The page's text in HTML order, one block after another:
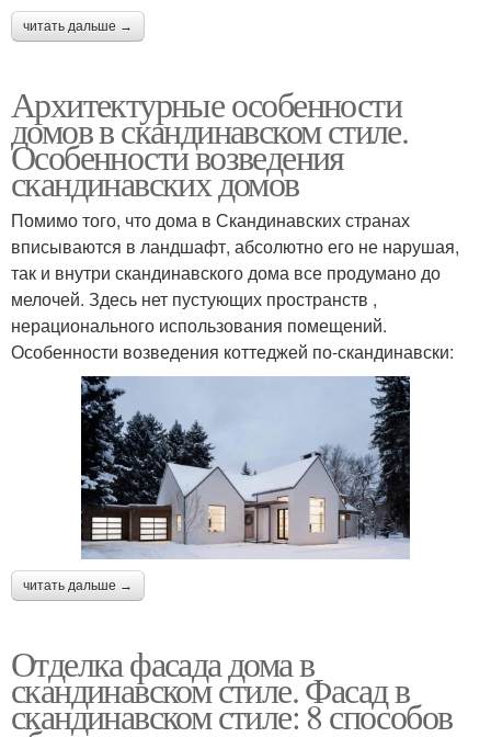
читать дальше →
Архитектурные особенности
домов в скандинавском стиле.
Особенности возведения
скандинавских домов
Помимо того, что дома в Скандинавских странах
вписываются в ландшафт, абсолютно его не нарушая,
так и внутри скандинавского дома все продумано до
мелочей. Здесь нет пустующих пространств ,
нерационального использования помещений.
Особенности возведения коттеджей по-скандинавски:
читать дальше →
Отделка фасада дома в
скандинавском стиле. Фасад в
скандинавском стиле: 8 способов